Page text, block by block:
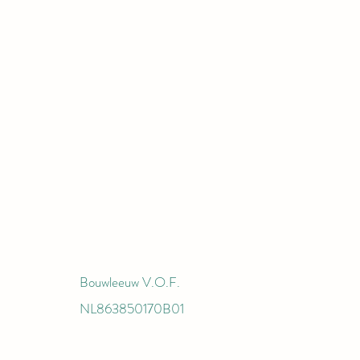
Bouwleeuw V.O.F.
NL863850170B01